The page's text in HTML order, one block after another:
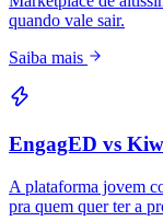
quando vale sair.
Saiba mais
EngagED vs
A plataforma jovem
pra quem quer ter a